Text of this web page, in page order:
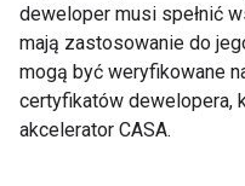
deweloper musi spełnić
mają zastosowanie do
mogą być weryfikowane
certyfikatów dewelopera,
akcelerator CASA.